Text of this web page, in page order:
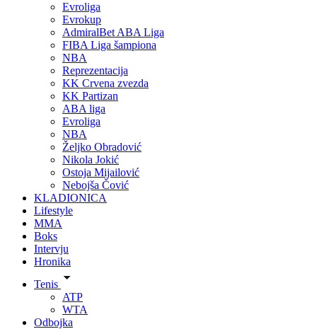
Evroliga
Evrokup
AdmiralBet ABA Liga
FIBA Liga šampiona
NBA
Reprezentacija
KK Crvena zvezda
KK Partizan
ABA liga
Evroliga
NBA
Željko Obradović
Nikola Jokić
Ostoja Mijailović
Nebojša Čović
KLADIONICA
Lifestyle
MMA
Boks
Intervju
Hronika
Tenis
ATP
WTA
Odbojka